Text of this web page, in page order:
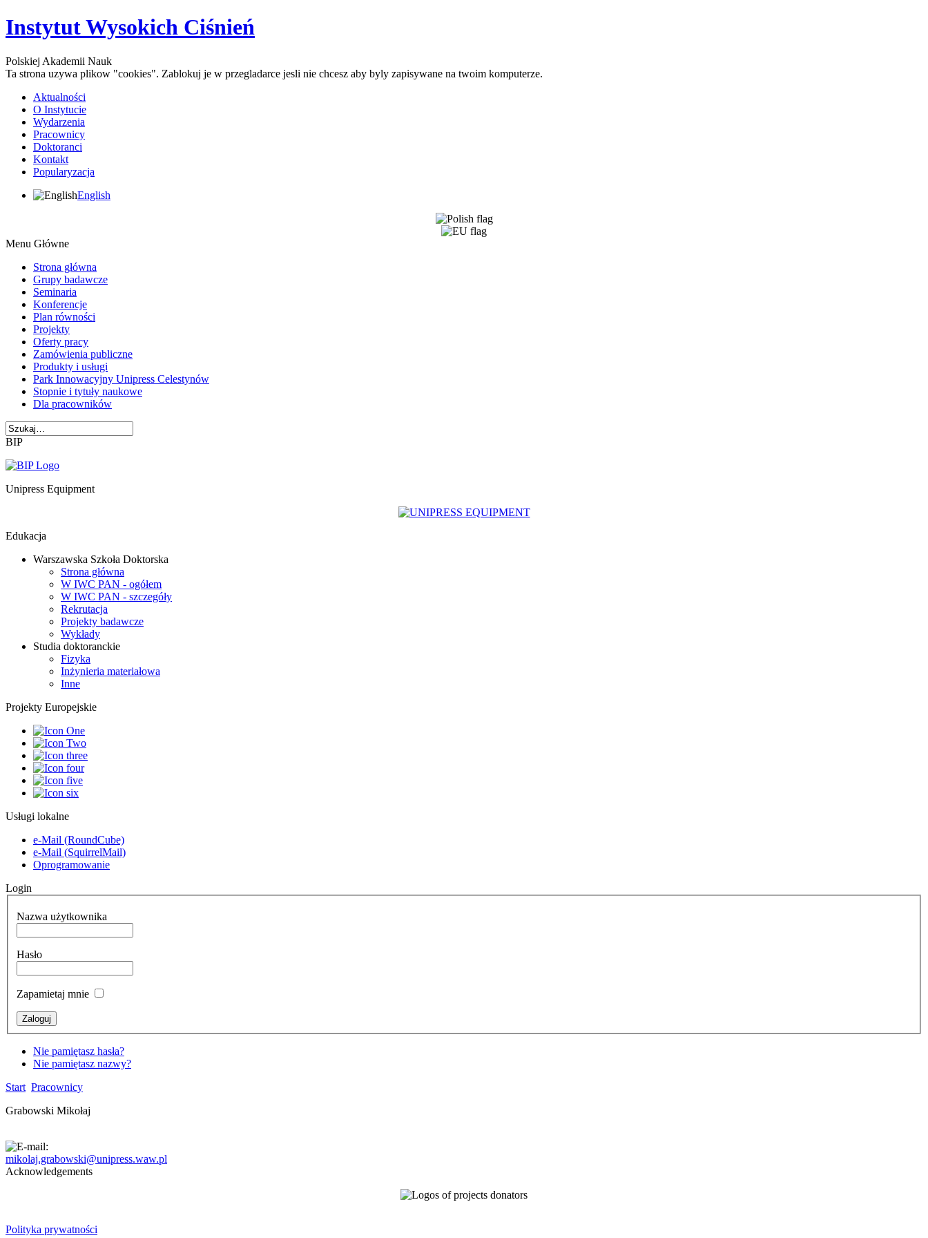
Instytut Wysokich Ciśnień
Polskiej Akademii Nauk
Ta strona uzywa plikow "cookies". Zablokuj je w przegladarce jesli nie chcesz aby byly zapisywane na twoim komputerze.
Aktualności
O Instytucie
Wydarzenia
Pracownicy
Doktoranci
Kontakt
Popularyzacja
English
Menu Główne
Strona główna
Grupy badawcze
Seminaria
Konferencje
Plan równości
Projekty
Oferty pracy
Zamówienia publiczne
Produkty i usługi
Park Innowacyjny Unipress Celestynów
Stopnie i tytuły naukowe
Dla pracowników
BIP
Unipress Equipment
Edukacja
Warszawska Szkoła Doktorska
Strona główna
W IWC PAN - ogółem
W IWC PAN - szczegóły
Rekrutacja
Projekty badawcze
Wykłady
Studia doktoranckie
Fizyka
Inżynieria materiałowa
Inne
Projekty Europejskie
Usługi lokalne
e-Mail (RoundCube)
e-Mail (SquirrelMail)
Oprogramowanie
Login
Nazwa użytkownika
Hasło
Zapamietaj mnie
Nie pamiętasz hasła?
Nie pamiętasz nazwy?
Start Pracownicy
Grabowski Mikołaj
mikolaj.grabowski@unipress.waw.pl
Acknowledgements
Polityka prywatności